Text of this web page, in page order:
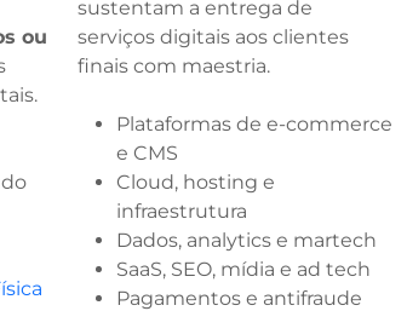
ou
sustentam a entrega de
serviços digitais aos clientes
finais com maestria.
Plataformas de e-commerce
e CMS
Cloud, hosting e
infraestrutura
Dados, analytics e martech
SaaS, SEO, mídia e ad tech
Pagamentos e antifraude